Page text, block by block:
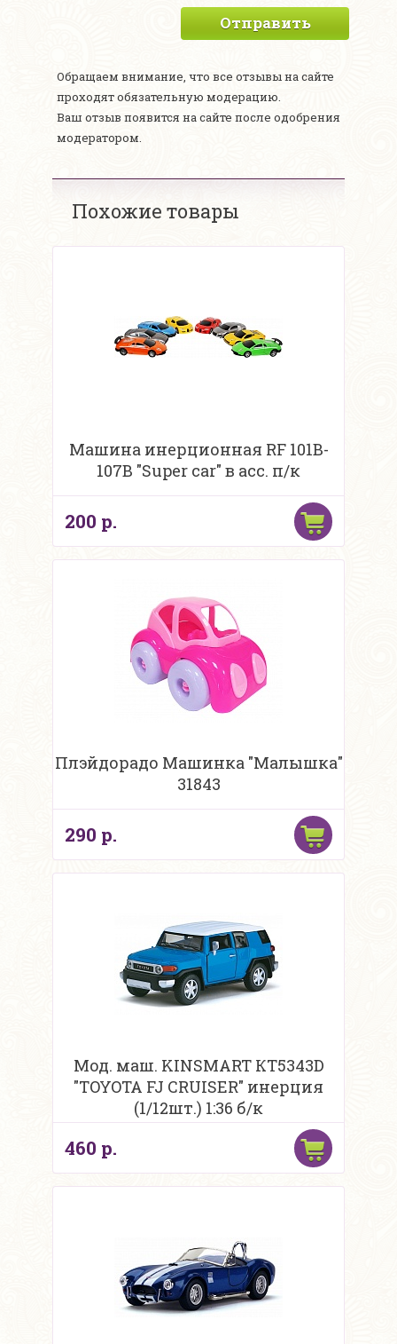
Отправить
Обращаем внимание, что все отзывы на сайте
проходят обязательную модерацию.
Ваш отзыв появится на сайте после одобрения
модератором.
Похожие товары
Машина инерционная RF 101B-
107B "Super car" в асс. п/к
200 р.
Плэйдорадо Машинка "Малышка"
31843
290 р.
Мод. маш. KINSMART КТ5343D
"TOYOTA FJ CRUISER" инерция
(1/12шт.) 1:36 б/к
460 р.